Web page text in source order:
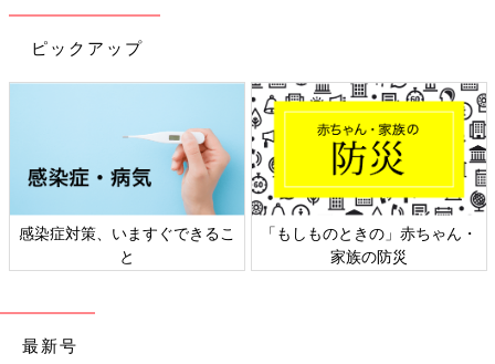
ピックアップ
感染症対策、いますぐできるこ
と
「もしものときの」赤ちゃん・
家族の防災
最新号